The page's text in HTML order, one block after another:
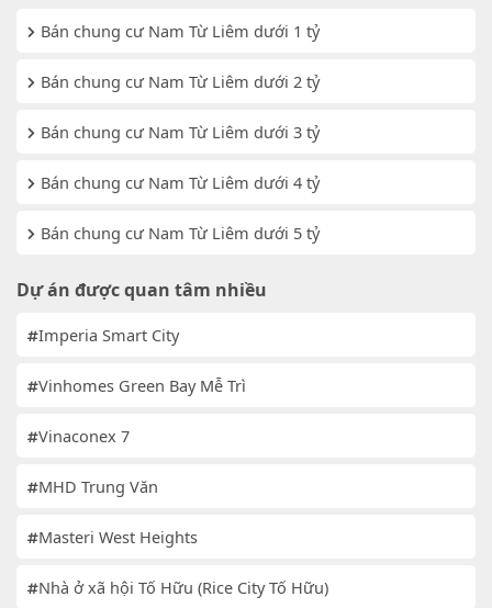
Bán chung cư Nam Từ Liêm dưới 1 tỷ
Bán chung cư Nam Từ Liêm dưới 2 tỷ
Bán chung cư Nam Từ Liêm dưới 3 tỷ
Bán chung cư Nam Từ Liêm dưới 4 tỷ
Bán chung cư Nam Từ Liêm dưới 5 tỷ
Dự án được quan tâm nhiều
Imperia Smart City
Vinhomes Green Bay Mễ Trì
Vinaconex 7
MHD Trung Văn
Masteri West Heights
Nhà ở xã hội Tố Hữu (Rice City Tố Hữu)